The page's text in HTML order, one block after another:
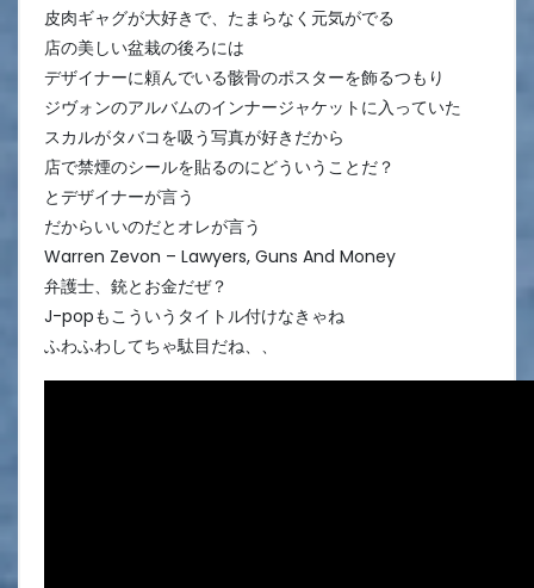
皮肉ギャグが大好きで、たまらなく元気がでる
店の美しい盆栽の後ろには
デザイナーに頼んでいる骸骨のポスターを飾るつもり
ジヴォンのアルバムのインナージャケットに入っていた
スカルがタバコを吸う写真が好きだから
店で禁煙のシールを貼るのにどういうことだ？
とデザイナーが言う
だからいいのだとオレが言う
Warren Zevon – Lawyers, Guns And Money
弁護士、銃とお金だぜ？
J-popもこういうタイトル付けなきゃね
ふわふわしてちゃ駄目だね、、